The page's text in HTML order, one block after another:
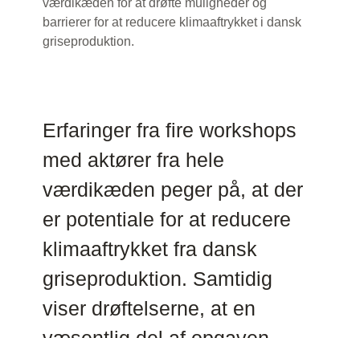
barrierer for at reducere klimaaftrykket i dansk
griseproduktion.
Erfaringer fra fire workshops
med aktører fra hele
værdikæden peger på, at der
er potentiale for at reducere
klimaaftrykket fra dansk
griseproduktion. Samtidig
viser drøftelserne, at en